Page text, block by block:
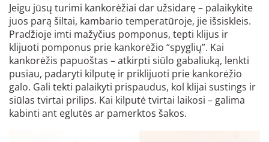
Jeigu jūsų turimi kankorėžiai dar užsidarę – palaikykite
juos parą šiltai, kambario temperatūroje, jie išsiskleis.
Pradžioje imti mažyčius pomponus, tepti klijus ir
klijuoti pomponus prie kankorėžio “spyglių”. Kai
kankorėžis papuoštas – atkirpti siūlo gabaliuką, lenkti
pusiau, padaryti kilputę ir priklijuoti prie kankorėžio
galo. Gali tekti palaikyti prispaudus, kol klijai sustings ir
siūlas tvirtai prilips. Kai kilputė tvirtai laikosi – galima
kabinti ant eglutės ar pamerktos šakos.